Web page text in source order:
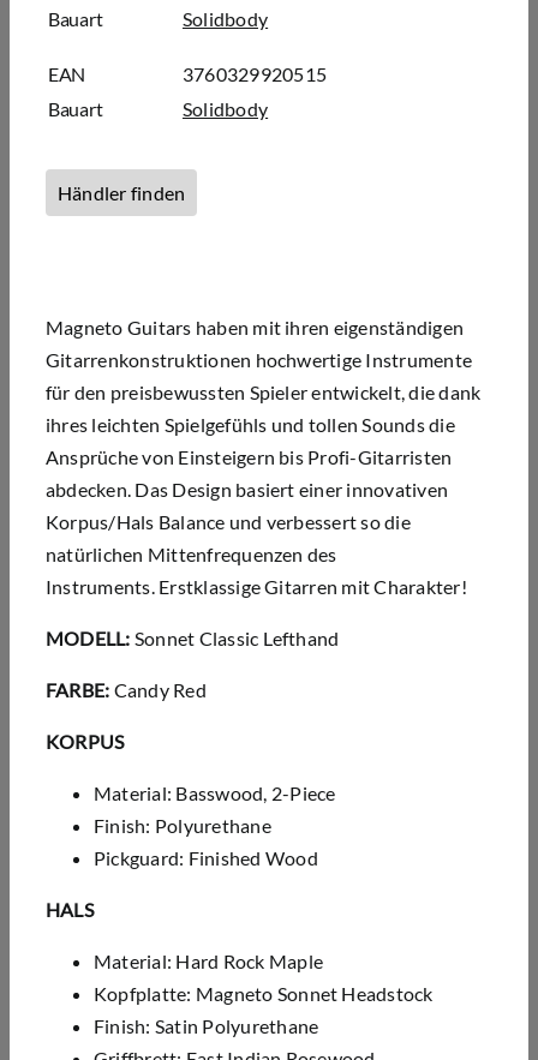
Bauart
Solidbody
EAN
3760329920515
Bauart
Solidbody
Händler finden
Magneto Guitars haben mit ihren eigenständigen
Gitarrenkonstruktionen hochwertige Instrumente
für den preisbewussten Spieler entwickelt, die dank
ihres leichten Spielgefühls und tollen Sounds die
Ansprüche von Einsteigern bis Profi-Gitarristen
abdecken. Das Design basiert einer innovativen
Korpus/Hals Balance und verbessert so die
natürlichen Mittenfrequenzen des
Instruments. Erstklassige Gitarren mit Charakter!
MODELL: Sonnet Classic Lefthand
FARBE: Candy Red
KORPUS
Material: Basswood, 2-Piece
Finish: Polyurethane
Pickguard: Finished Wood
HALS
Material: Hard Rock Maple
Kopfplatte: Magneto Sonnet Headstock
Finish: Satin Polyurethane